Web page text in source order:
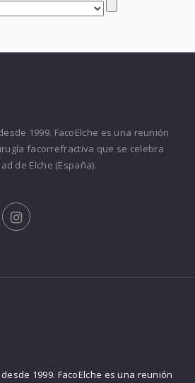
1999. FacoElche es una reunión
facorrefractiva que se celebra
de Elche (España).
1999. FacoElche es una reunión